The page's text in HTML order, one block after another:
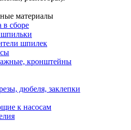
материалы
в сборе
шпилек
кронштейны
дюбеля, заклепки
к насосам